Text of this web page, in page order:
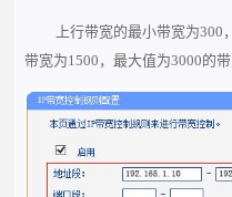
上行带宽的最小带宽为
带宽为1500，最大值为3000的